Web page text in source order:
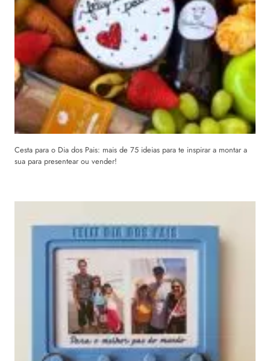
Cesta para o Dia dos Pais: mais de 75 ideias para te inspirar a montar a
sua para presentear ou vender!